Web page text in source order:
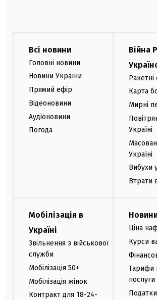
Всі новини
Головні новини
Новини України
Прямий ефір
Відеоновини
Аудіоновини
Погода
Війна
Ракетні
Карта
Мирні
Україні
Україні
Вибухи
Втрати
Мобілізація в
Україні
Звільнення з військової
служби
Мобілізація 50+
Мобілізація жінок
Контракт для 18-24-
Ціна
Курси
Тарифи
послуги
Податки